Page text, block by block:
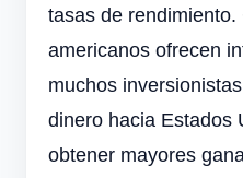
tasas de
americanos ofrecen
muchos
dinero hacia Estados
obtener mayores